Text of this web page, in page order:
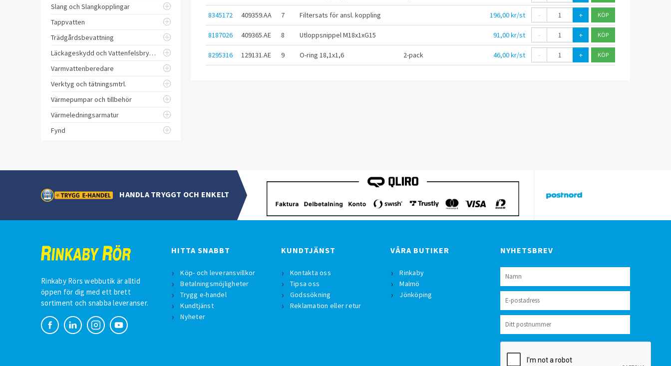
Slang och Slangkopplingar
Tappvatten
Trädgårdsbevattning
Läckageskydd och Vattenfelsbrytare
Varmvattenberedare
Verktyg och tätningsmtrl.
Värmepumpar och tillbehör
Värmeledningsarmatur
Fynd
8345172 409359.AA 7 Filtersats för ansl. koppling 196,00 kr/st - +
8187026 409365.AE 8 Utloppsnippel M18x1xG15 91,00 kr/st - +
8295316 129131.AE 9 O-ring 18,1x1,6 2-pack 46,00 kr/st - +
HANDLA TRYGGT OCH ENKELT
Rinkaby Rörs webbutik är alltid
öppen för dig med ett brett
sortiment och snabba leveranser.
HITTA SNABBT
Köp- och leveransvillkor
Betalningsmöjligheter
Trygg e-handel
Kundtjänst
Nyheter
KUNDTJÄNST
Kontakta oss
Tipsa oss
Godssökning
Reklamation eller retur
VÅRA BUTIKER
Rinkaby
Malmö
Jönköping
NYHETSBREV